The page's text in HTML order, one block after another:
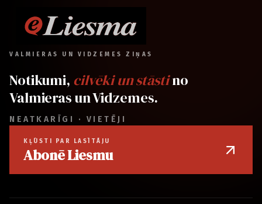
VALMIERAS UN VIDZEMES ZIŅAS
Notikumi, cilvēki un stāstino
Valmieras un Vidzemes.
NEATKARĪGI · VIETĒJI
KĻŪSTI PAR LASĪTĀJU
Abonē Liesmu